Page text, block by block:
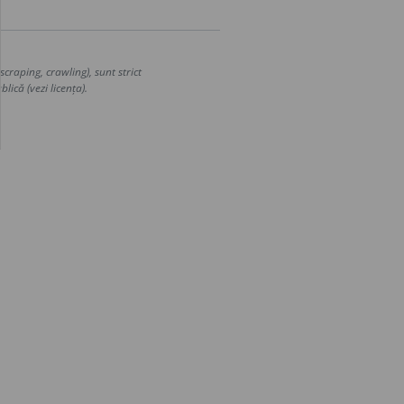
crawling), sunt strict
(vezi licența).